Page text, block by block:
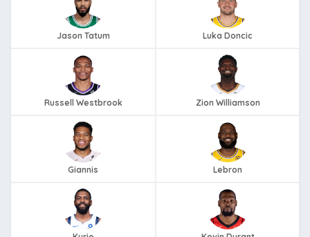
Jason Tatum Luka Doncic
Russell Westbrook Zion Williamson
Giannis Lebron